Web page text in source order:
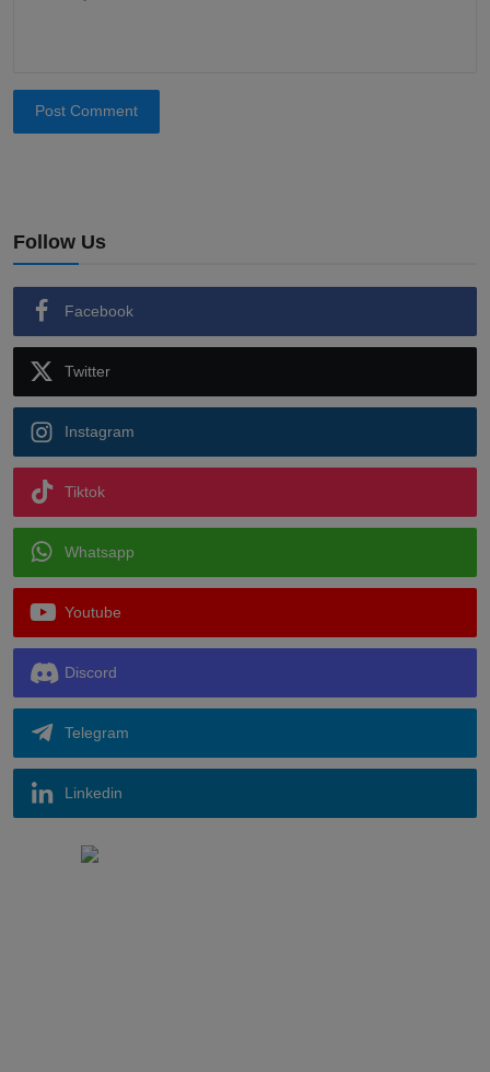
Post Comment
Follow Us
Facebook
Twitter
Instagram
Tiktok
Whatsapp
Youtube
Discord
Telegram
Linkedin